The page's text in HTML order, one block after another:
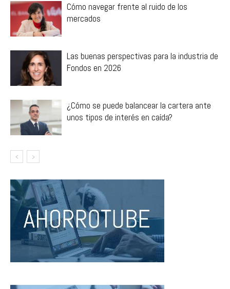
Cómo navegar frente al ruido de los
mercados
Las buenas perspectivas para la industria de
Fondos en 2026
¿Cómo se puede balancear la cartera ante
unos tipos de interés en caída?